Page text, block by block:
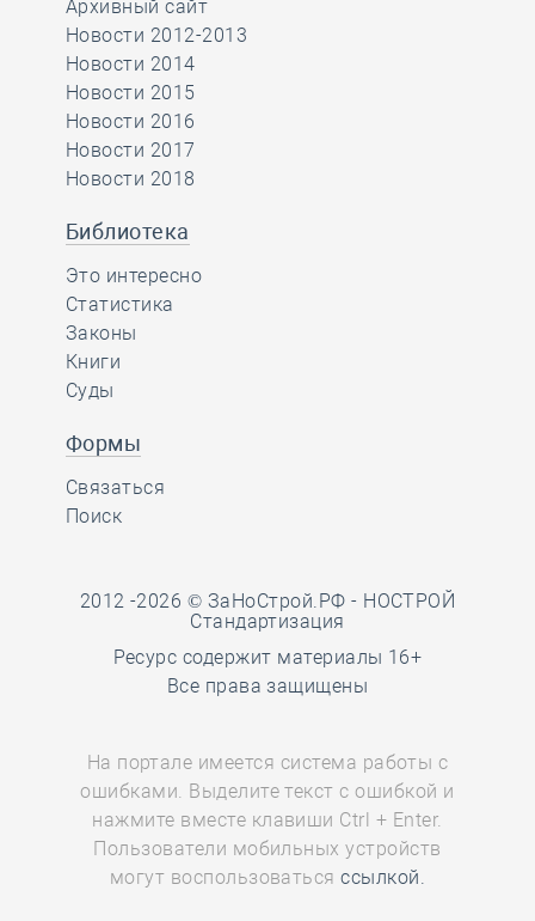
Архивный сайт
Новости 2012-2013
Новости 2014
Новости 2015
Новости 2016
Новости 2017
Новости 2018
Библиотека
Это интересно
Статистика
Законы
Книги
Суды
Формы
Связаться
Поиск
2012 -2026 © ЗаНоСтрой.РФ - НОСТРОЙ
Стандартизация
Ресурс содержит материалы 16+
Все права защищены
На портале имеется система работы с
ошибками. Выделите текст с ошибкой и
нажмите вместе клавиши Ctrl + Enter.
Пользователи мобильных устройств
могут воспользоватьсяссылкой.